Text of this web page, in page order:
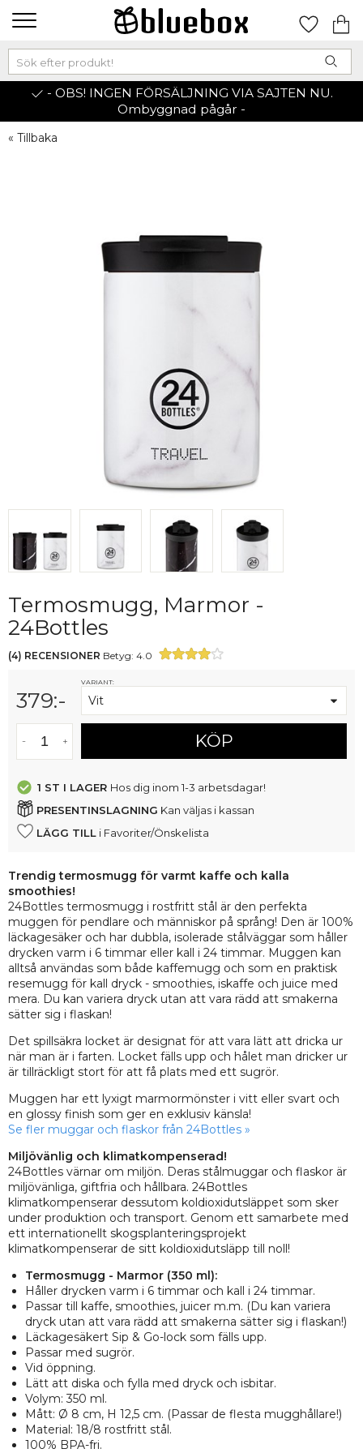
- OBS! INGEN FÖRSÄLJNING VIA SAJTEN NU.
Ombyggnad pågår -
« Tillbaka
Termosmugg, Marmor -
24Bottles
(4) RECENSIONER Betyg: 4.0
379:-
VARIANT:
Vit
KÖP
1 ST I LAGER Hos dig inom 1-3 arbetsdagar!
PRESENTINSLAGNING Kan väljas i kassan
LÄGG TILL i Favoriter/Önskelista
Trendig termosmugg för varmt kaffe och kalla
smoothies!
24Bottles termosmugg i rostfritt stål är den perfekta
muggen för pendlare och människor på språng! Den är 100%
läckagesäker och har dubbla, isolerade stålväggar som håller
drycken varm i 6 timmar eller kall i 24 timmar. Muggen kan
alltså användas som både kaffemugg och som en praktisk
resemugg för kall dryck - smoothies, iskaffe och juice med
mera. Du kan variera dryck utan att vara rädd att smakerna
sätter sig i flaskan!
Det spillsäkra locket är designat för att vara lätt att dricka ur
när man är i farten. Locket fälls upp och hålet man dricker ur
är tillräckligt stort för att få plats med ett sugrör.
Muggen har ett lyxigt marmormönster i vitt eller svart och
en glossy finish som ger en exklusiv känsla!
Se fler muggar och flaskor från 24Bottles »
Miljövänlig och klimatkompenserad!
24Bottles värnar om miljön. Deras stålmuggar och flaskor är
miljövänliga, giftfria och hållbara. 24Bottles
klimatkompenserar dessutom koldioxidutsläppet som sker
under produktion och transport. Genom ett samarbete med
ett internationellt skogsplanteringsprojekt
klimatkompenserar de sitt koldioxidutsläpp till noll!
Termosmugg - Marmor (350 ml):
Håller drycken varm i 6 timmar och kall i 24 timmar.
Passar till kaffe, smoothies, juicer m.m. (Du kan variera
dryck utan att vara rädd att smakerna sätter sig i flaskan!)
Läckagesäkert Sip & Go-lock som fälls upp.
Passar med sugrör.
Vid öppning.
Lätt att diska och fylla med dryck och isbitar.
Volym: 350 ml.
Mått: Ø 8 cm, H 12,5 cm. (Passar de flesta mugghållare!)
Material: 18/8 rostfritt stål.
100% BPA-fri.